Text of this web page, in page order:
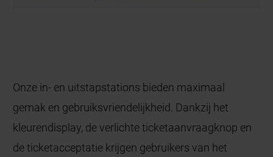
Onze in- en uitstapstations bieden maximaal
gemak en gebruiksvriendelijkheid. Dankzij het
kleurendisplay, de verlichte ticketaanvraagknop en
de ticketacceptatie krijgen gebruikers van het